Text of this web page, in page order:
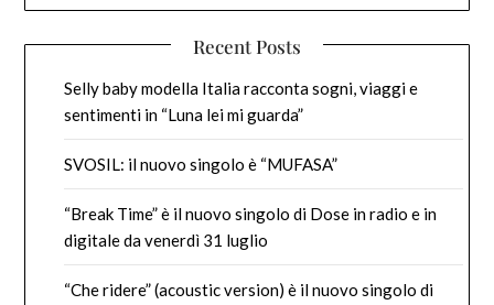
Recent Posts
Selly baby modella Italia racconta sogni, viaggi e
sentimenti in “Luna lei mi guarda”
SVOSIL: il nuovo singolo è “MUFASA”
“Break Time” è il nuovo singolo di Dose in radio e in
digitale da venerdì 31 luglio
“Che ridere” (acoustic version) è il nuovo singolo di